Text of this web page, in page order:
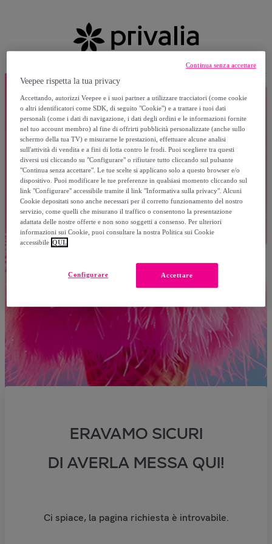
ERAVAMO SICURI
DI AVERLA MESSA QUI!
Ci spiace, la pagina richiesta è introvabile.
Veepee rispetta la tua privacy
Accettando, autorizzi Veepee e i suoi partner a utilizzare tracciatori (come cookie
o altri identificatori come SDK, di seguito "Cookie") e a trattare i tuoi dati
personali (come i dati di navigazione, i dati degli ordini e le informazioni fornite
nel tuo account membro) al fine di offrirti pubblicità personalizzate (anche sullo
schermo della tua TV) e misurarne le prestazioni, effettuare alcune analisi
sull'attività di vendita e a fini di lotta contro le frodi. Puoi scegliere tra questi
diversi usi cliccando su "Configurare" o rifiutare tutto cliccando sul pulsante
"Continua senza accettare". Le tue scelte si applicano solo a questo browser e/o
dispositivo. Puoi modificare le tue preferenze in qualsiasi momento cliccando sul
link "Configurare" accessibile tramite il link "Informativa sulla privacy". Alcuni
Cookie depositati sono anche necessari per il corretto funzionamento del nostro
servizio, come quelli che misurano il traffico o consentono la presentazione
adattata delle nostre offerte e non sono soggetti a consenso. Per ulteriori
informazioni sui Cookie, puoi consultare la nostra Politica sui Cookie
accessibile QUI.
Accettare
Configurare
Continua senza accettare